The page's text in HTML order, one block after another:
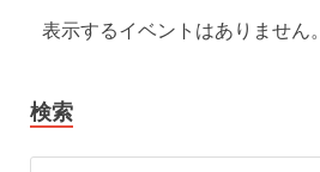
表示するイベントはありません。
検索